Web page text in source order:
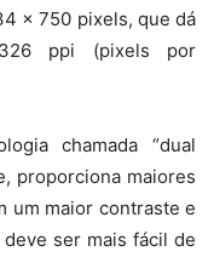
x 750 pixels, que dá
ppi (pixels por
chamada “dual
proporciona maiores
um maior contraste e
ser mais fácil de